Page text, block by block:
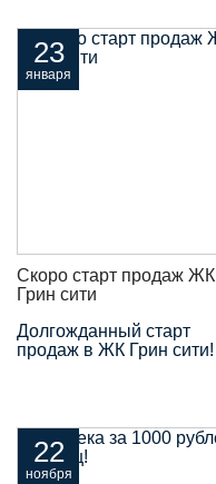
23
января
Скоро старт продаж ЖК
Грин сити
Долгожданный старт
продаж в ЖК Грин сити!
22
ноября